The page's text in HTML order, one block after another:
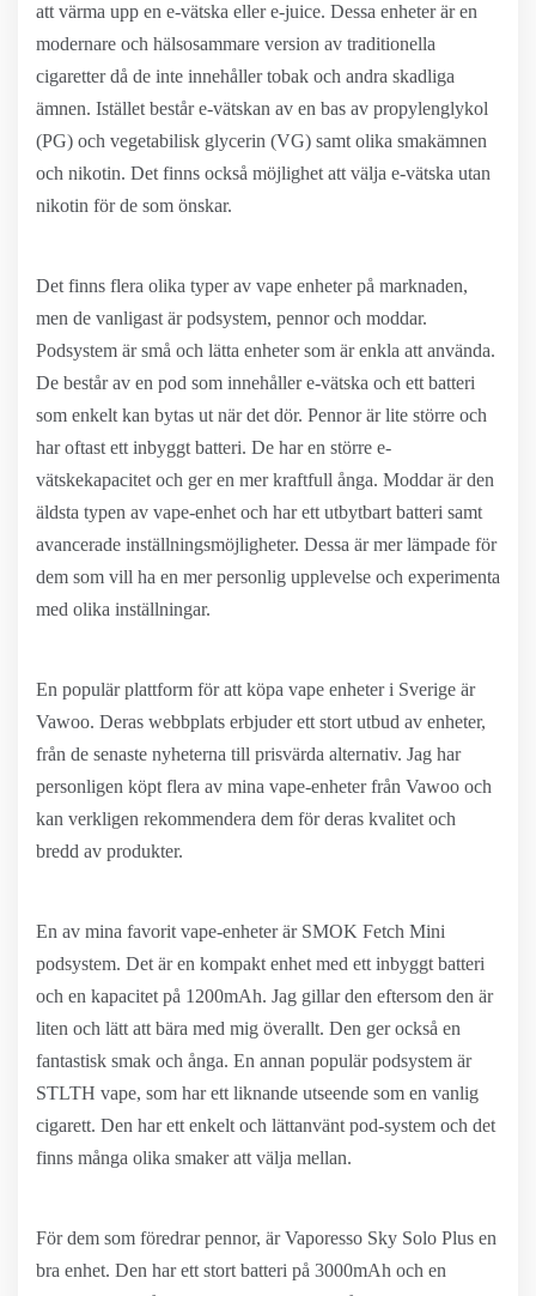
att värma upp en e-vätska eller e-juice. Dessa enheter är en
modernare och hälsosammare version av traditionella
cigaretter då de inte innehåller tobak och andra skadliga
ämnen. Istället består e-vätskan av en bas av propylenglykol
(PG) och vegetabilisk glycerin (VG) samt olika smakämnen
och nikotin. Det finns också möjlighet att välja e-vätska utan
nikotin för de som önskar.
Det finns flera olika typer av vape enheter på marknaden,
men de vanligast är podsystem, pennor och moddar.
Podsystem är små och lätta enheter som är enkla att använda.
De består av en pod som innehåller e-vätska och ett batteri
som enkelt kan bytas ut när det dör. Pennor är lite större och
har oftast ett inbyggt batteri. De har en större e-
vätskekapacitet och ger en mer kraftfull ånga. Moddar är den
äldsta typen av vape-enhet och har ett utbytbart batteri samt
avancerade inställningsmöjligheter. Dessa är mer lämpade för
dem som vill ha en mer personlig upplevelse och experimenta
med olika inställningar.
En populär plattform för att köpa vape enheter i Sverige är
Vawoo. Deras webbplats erbjuder ett stort utbud av enheter,
från de senaste nyheterna till prisvärda alternativ. Jag har
personligen köpt flera av mina vape-enheter från Vawoo och
kan verkligen rekommendera dem för deras kvalitet och
bredd av produkter.
En av mina favorit vape-enheter är SMOK Fetch Mini
podsystem. Det är en kompakt enhet med ett inbyggt batteri
och en kapacitet på 1200mAh. Jag gillar den eftersom den är
liten och lätt att bära med mig överallt. Den ger också en
fantastisk smak och ånga. En annan populär podsystem är
STLTH vape, som har ett liknande utseende som en vanlig
cigarett. Den har ett enkelt och lättanvänt pod-system och det
finns många olika smaker att välja mellan.
För dem som föredrar pennor, är Vaporesso Sky Solo Plus en
bra enhet. Den har ett stort batteri på 3000mAh och en